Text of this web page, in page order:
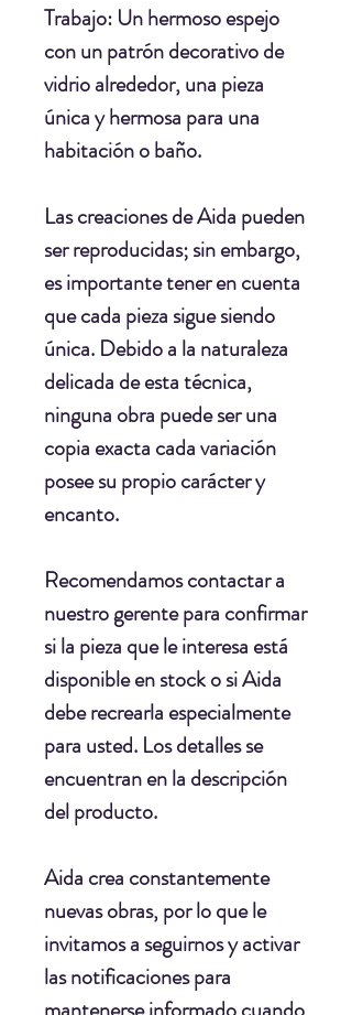
Trabajo: Un hermoso espejo
con un patrón decorativo de
vidrio alrededor, una pieza
única y hermosa para una
habitación o baño.
Las creaciones de Aida pueden
ser reproducidas; sin embargo,
es importante tener en cuenta
que cada pieza sigue siendo
única. Debido a la naturaleza
delicada de esta técnica,
ninguna obra puede ser una
copia exacta cada variación
posee su propio carácter y
encanto.
Recomendamos contactar a
nuestro gerente para confirmar
si la pieza que le interesa está
disponible en stock o si Aida
debe recrearla especialmente
para usted. Los detalles se
encuentran en la descripción
del producto.
Aida crea constantemente
nuevas obras, por lo que le
invitamos a seguirnos y activar
las notificaciones para